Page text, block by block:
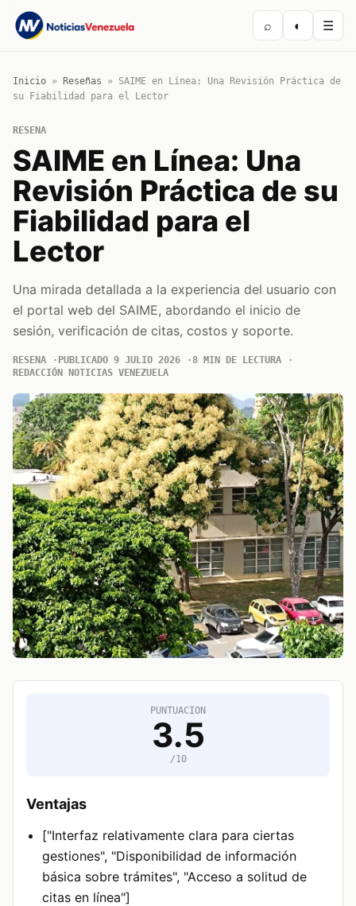
⌕ ◐ ☰
Inicio » Reseñas » SAIME en Línea: Una Revisión Práctica de
su Fiabilidad para el Lector
RESENA
SAIME en Línea: Una
Revisión Práctica de su
Fiabilidad para el
Lector
Una mirada detallada a la experiencia del usuario con
el portal web del SAIME, abordando el inicio de
sesión, verificación de citas, costos y soporte.
RESENA PUBLICADO 9 JULIO 2026
8 MIN DE LECTURA
REDACCIÓN NOTICIAS VENEZUELA
PUNTUACION
3.5
/10
Ventajas
["Interfaz relativamente clara para ciertas
gestiones", "Disponibilidad de información
básica sobre trámites", "Acceso a solitud de
citas en línea"]